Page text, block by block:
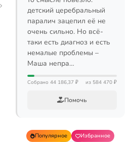
детский церебральный
паралич зацепил её не
очень сильно. Но всё-
таки есть диагноз и есть
немалые проблемы –
Маша непра…
Собрано 44 186,37 ₽ из 584 470 ₽
Помочь
Популярное
Избранное